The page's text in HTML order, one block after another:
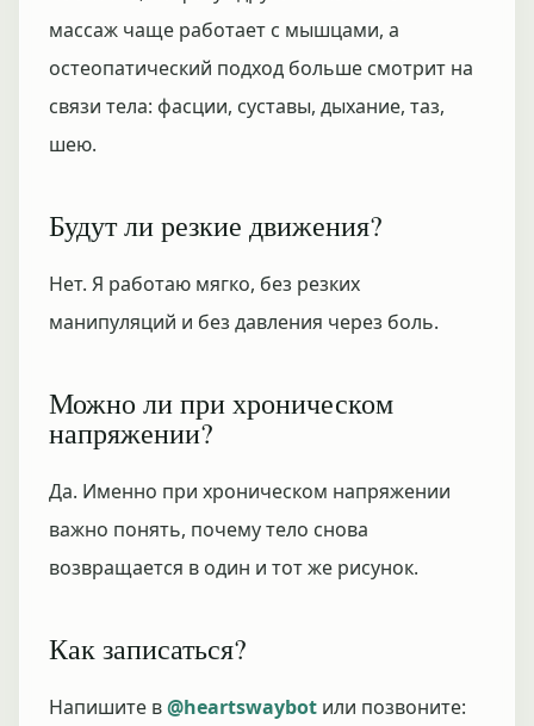
массаж чаще работает с мышцами, а
остеопатический подход больше смотрит на
связи тела: фасции, суставы, дыхание, таз,
шею.
Будут ли резкие движения?
Нет. Я работаю мягко, без резких
манипуляций и без давления через боль.
Можно ли при хроническом
напряжении?
Да. Именно при хроническом напряжении
важно понять, почему тело снова
возвращается в один и тот же рисунок.
Как записаться?
Напишите в@heartswaybot или позвоните: